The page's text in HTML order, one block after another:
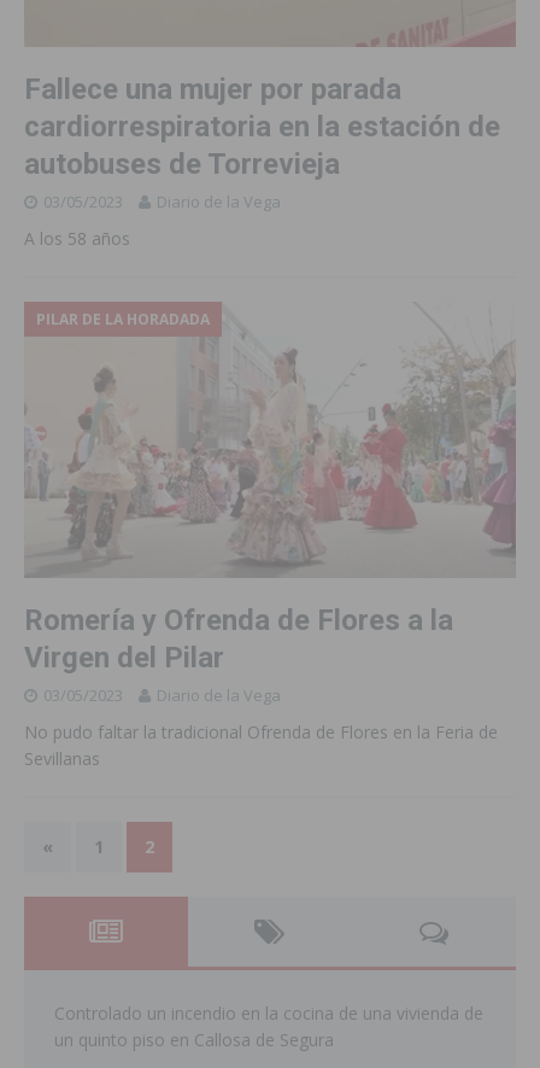
Fallece una mujer por parada
cardiorrespiratoria en la estación de
autobuses de Torrevieja
03/05/2023 Diario de la Vega
A los 58 años
PILAR DE LA HORADADA
Romería y Ofrenda de Flores a la
Virgen del Pilar
03/05/2023 Diario de la Vega
No pudo faltar la tradicional Ofrenda de Flores en la Feria de
Sevillanas
« 1 2
Controlado un incendio en la cocina de una vivienda de
un quinto piso en Callosa de Segura